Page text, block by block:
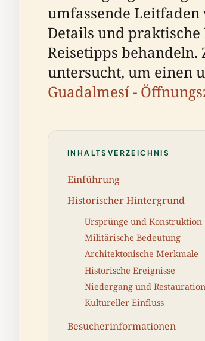
umfassende
Details und
Reisetipps
untersucht, um einen
Guadalmesí -
INHALTSVERZEICHNIS
Einführung
Historischer Hintergrund
Ursprünge und Konstruktion
Militärische Bedeutung
Architektonische Merkmale
Historische Ereignisse
Niedergang und Restauration
Kultureller Einfluss
Besucherinformationen